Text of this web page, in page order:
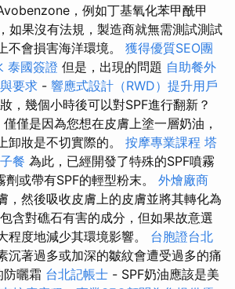
，例如丁基氧化苯甲酰甲
如果沒有法規，製造商就無需測試測試
不會損害海洋環境。 獲得優質SEO團
泰國簽證 但是，出現的問題 自助餐外
要求 - 響應式設計（RWD）提升用戶
，幾個小時後可以對SPF進行翻新？
僅僅是因為您想在皮膚上塗一層奶油，
卸妝是不切實際的。 按摩專業課程 塔
餐 為此，已經開發了特殊的SPF噴霧
或帶有SPF的輕型粉末。 外燴廠商
，然後吸收皮膚上的皮膚並將其轉化為
含對礁石有害的成分，但如果故意選
程度地減少其環境影響。 台胞證台北
沉著過多或加深的皺紋會遭受過多的痛
防曬霜 台北記帳士 - SPF奶油應該是美